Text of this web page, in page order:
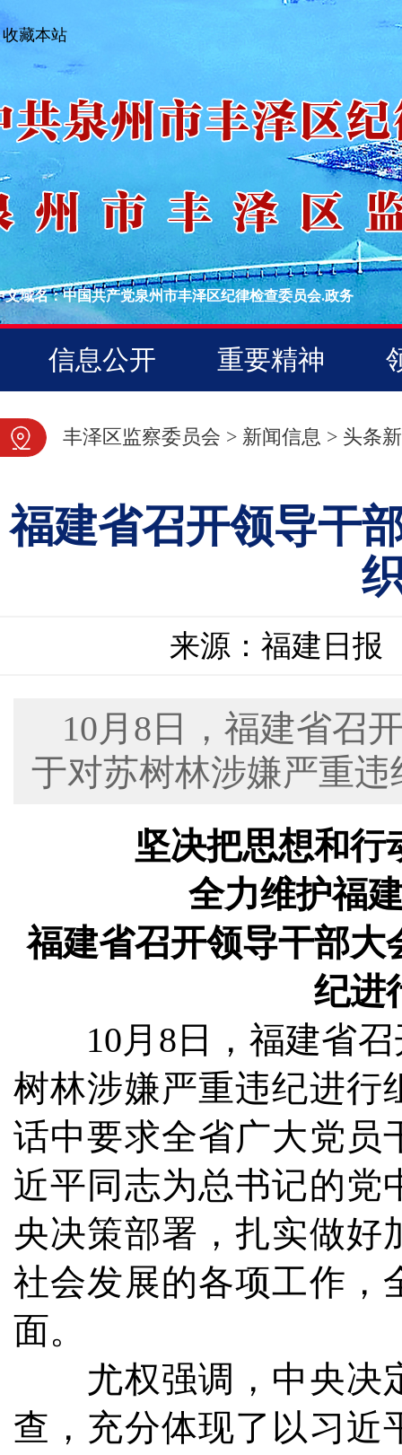
收藏本站
文域名：中国共产党泉州市丰泽区纪律检查委员会.政务
信息公开 重要精神
图片新闻
丰泽区监察委员会 > 新闻信息 > 头条
福建省召开领导干
来源：福建日报
10月8日，福建省召
于对苏树林涉嫌严重
坚决把思想和行
全力维护福
福建省召开领导干部大
纪进
10月8日，福建省召
树林涉嫌严重违纪进行
话中要求全省广大党员
近平同志为总书记的党
央决策部署，扎实做好
社会发展的各项工作，
面。
尤权强调，中央决
查，充分体现了以习近